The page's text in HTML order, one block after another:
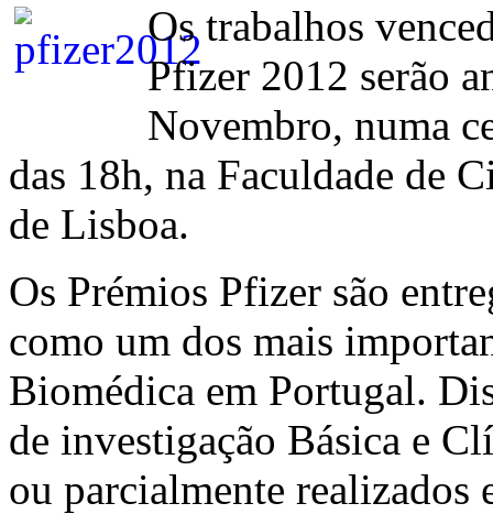
Os trabalhos
Pfizer 2012 serão
Novembro, numa
das 18h, na Faculdade de
de Lisboa.
Os Prémios Pfizer são
como um dos mais
Biomédica em Portugal.
de investigação Básica e
ou parcialmente realizados